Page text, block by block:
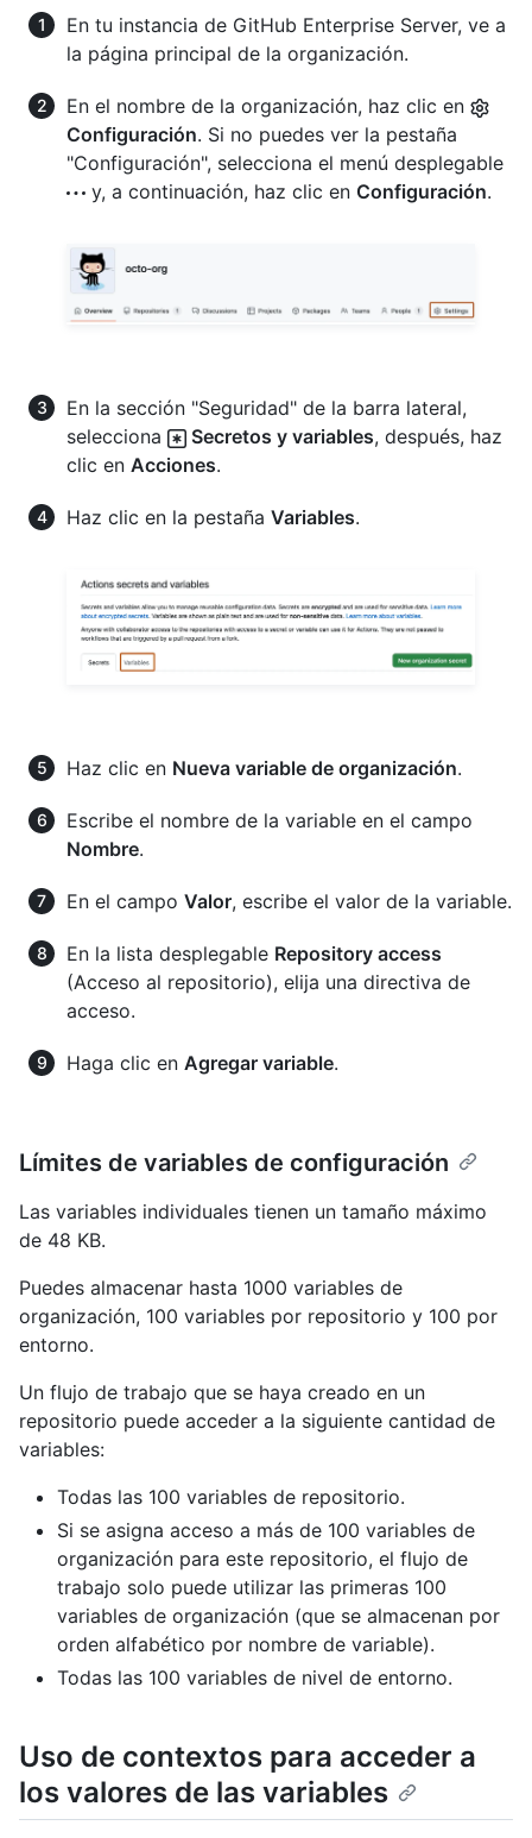
En tu instancia de GitHub Enterprise Server, ve a
la página principal de la organización.
En el nombre de la organización, haz clic en
Configuración. Si no puedes ver la pestaña
"Configuración", selecciona el menú desplegable
y, a continuación, haz clic en Configuración.
En la sección "Seguridad" de la barra lateral,
selecciona
Secretos y variables, después, haz
clic en Acciones.
Haz clic en la pestaña Variables.
Haz clic en Nueva variable de organización.
Escribe el nombre de la variable en el campo
Nombre.
En el campo Valor, escribe el valor de la variable.
En la lista desplegable Repository access
(Acceso al repositorio), elija una directiva de
acceso.
Haga clic en Agregar variable.
Límites de variables de configuración
Las variables individuales tienen un tamaño máximo
de 48 KB.
Puedes almacenar hasta 1000 variables de
organización, 100 variables por repositorio y 100 por
entorno.
Un flujo de trabajo que se haya creado en un
repositorio puede acceder a la siguiente cantidad de
variables:
Todas las 100 variables de repositorio.
Si se asigna acceso a más de 100 variables de
organización para este repositorio, el flujo de
trabajo solo puede utilizar las primeras 100
variables de organización (que se almacenan por
orden alfabético por nombre de variable).
Todas las 100 variables de nivel de entorno.
Uso de contextos para acceder a
los valores de las variables